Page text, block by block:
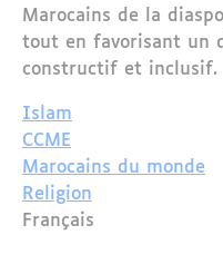
Marocains de la
tout en favorisant un
constructif et inclusif.
Islam
CCME
Marocains du monde
Religion
Français